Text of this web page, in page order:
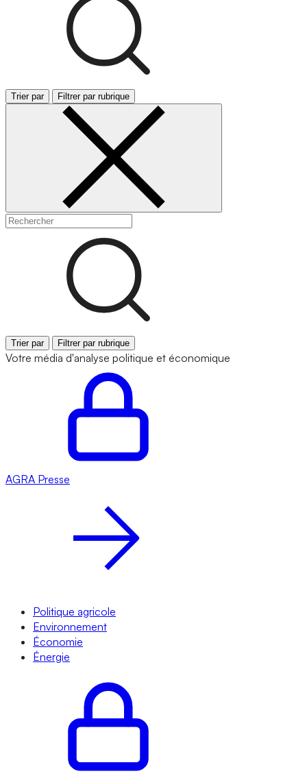
Trier par Filtrer par rubrique
Trier par Filtrer par rubrique
Votre média d'analyse politique et économique
AGRA Presse
Politique agricole
Environnement
Économie
Énergie